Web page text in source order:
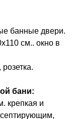
банные двери.
см.. окно в
бани:
крепкая и